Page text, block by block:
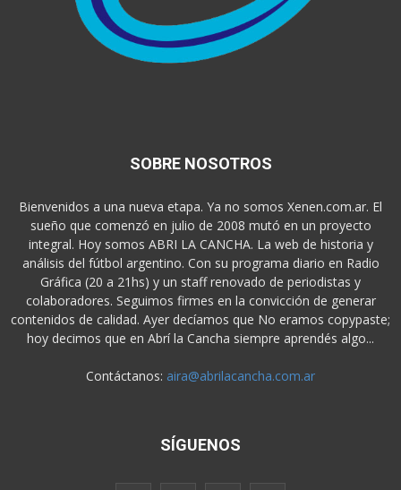
SOBRE NOSOTROS
Bienvenidos a una nueva etapa. Ya no somos Xenen.com.ar. El
sueño que comenzó en julio de 2008 mutó en un proyecto
integral. Hoy somos ABRI LA CANCHA. La web de historia y
análisis del fútbol argentino. Con su programa diario en Radio
Gráfica (20 a 21hs) y un staff renovado de periodistas y
colaboradores. Seguimos firmes en la convicción de generar
contenidos de calidad. Ayer decíamos que No eramos copypaste;
hoy decimos que en Abrí la Cancha siempre aprendés algo...
Contáctanos: aira@abrilacancha.com.ar
SÍGUENOS